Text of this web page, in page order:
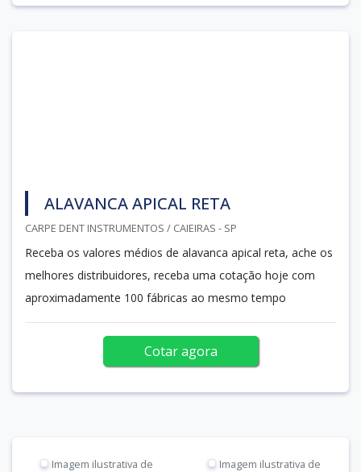
ALAVANCA APICAL RETA
CARPE DENT INSTRUMENTOS / CAIEIRAS - SP
Receba os valores médios de alavanca apical reta, ache os
melhores distribuidores, receba uma cotação hoje com
aproximadamente 100 fábricas ao mesmo tempo
Cotar agora
Imagem ilustrativa de
Imagem ilustrativa de